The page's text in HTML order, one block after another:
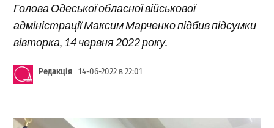
Голова Одеської обласної військової
адміністрації Максим Марченко підбив підсумки
вівторка, 14 червня 2022 року.
Редакція 14-06-2022 в 22:01